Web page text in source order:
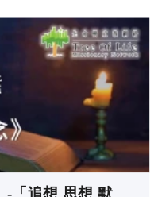
-「追想 思想 默